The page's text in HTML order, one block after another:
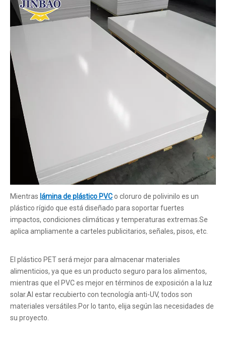
Mientras lámina de plástico PVCo cloruro de polivinilo es un
plástico rígido que está diseñado para soportar fuertes
impactos, condiciones climáticas y temperaturas extremas.Se
aplica ampliamente a carteles publicitarios, señales, pisos, etc.
El plástico PET será mejor para almacenar materiales
alimenticios, ya que es un producto seguro para los alimentos,
mientras que el PVC es mejor en términos de exposición a la luz
solar.Al estar recubierto con tecnología anti-UV, todos son
materiales versátiles.Por lo tanto, elija según las necesidades de
su proyecto.